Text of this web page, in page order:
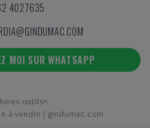
4027635
MOI SUR WHATSAPP
outils
à vendre | gindumac.com